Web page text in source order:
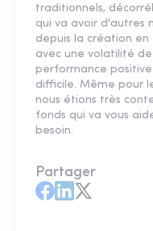
traditionnels,
qui va avoir d'autres
depuis la création en
avec une volatilité
performance
difficile. Même pour
nous étions très
fonds qui va vous
besoin.
Partager